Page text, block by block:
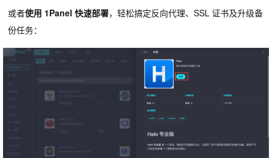
或者使用 1Panel 快速部署，轻松搞定反向代理、SSL 证书及升级备
份任务：